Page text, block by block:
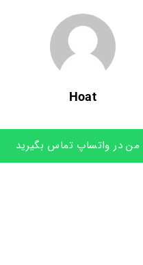
Hoat
من در واتساپ تماس بگیرید